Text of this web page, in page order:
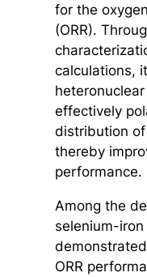
for the
(ORR).
calculations,
effectively
distribution
thereby
performance.
Among the
selenium-
ORR